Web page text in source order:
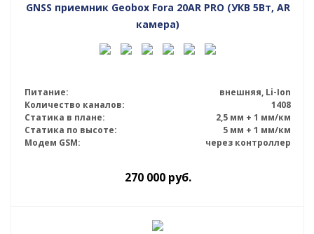
GNSS приемник Geobox Fora 20AR PRO (УКВ 5Вт, AR
камера)
Питание:
внешняя, Li-Ion
Количество каналов:
1408
Статика в плане:
2,5 мм + 1 мм/км
Статика по высоте:
5 мм + 1 мм/км
Модем GSM:
через контроллер
270 000руб.